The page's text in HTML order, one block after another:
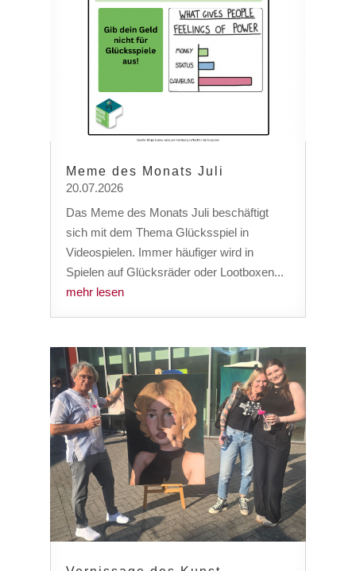
Meme des Monats Juli
20.07.2026
Das Meme des Monats Juli beschäftigt
sich mit dem Thema Glücksspiel in
Videospielen. Immer häufiger wird in
Spielen auf Glücksräder oder Lootboxen...
mehr lesen